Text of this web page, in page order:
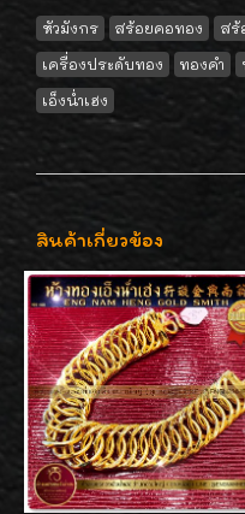
หัวมังกร สร้อยคอทอง สร้
เครื่องประดับทอง
ทองคำ
เอ็งน่ำเฮง
สินค้าเกี่ยวข้อง